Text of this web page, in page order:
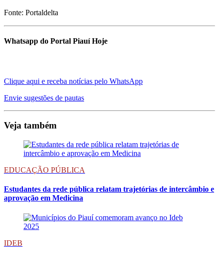
Fonte: Portaldelta
Whatsapp do Portal Piauí Hoje
Clique aqui e receba notícias pelo WhatsApp
Envie sugestões de pautas
Veja também
EDUCAÇÃO PÚBLICA
Estudantes da rede pública relatam trajetórias de intercâmbio e
aprovação em Medicina
IDEB